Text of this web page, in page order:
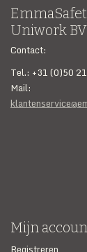
Uniwork BV
Contact:
Tel.: +31 (0)50
Mail:
Mijn